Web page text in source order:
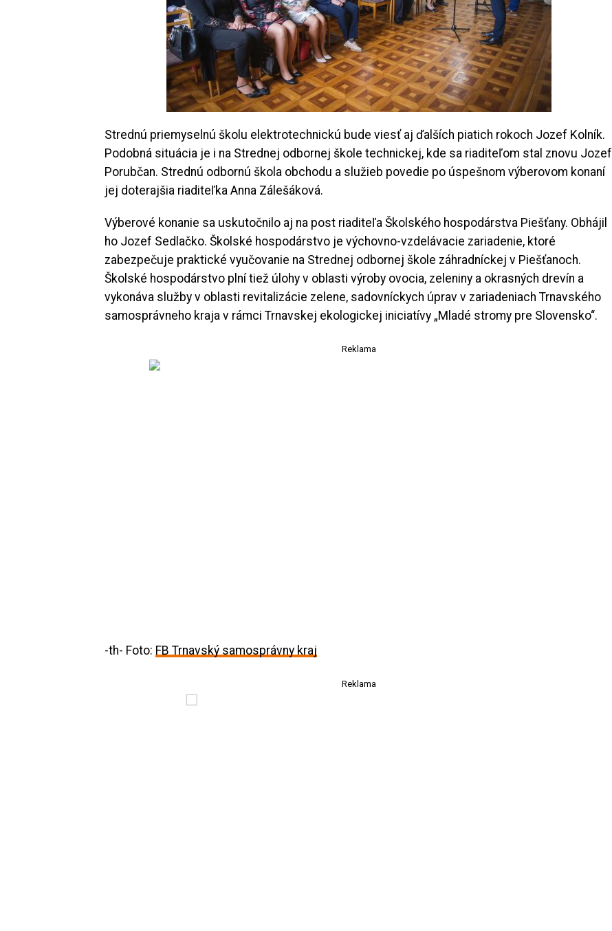
Strednú priemyselnú školu elektrotechnickú bude viesť aj ďalších piatich rokoch Jozef Kolník.
Podobná situácia je i na Strednej odbornej škole technickej, kde sa riaditeľom stal znovu Jozef
Porubčan. Strednú odbornú škola obchodu a služieb povedie po úspešnom výberovom konaní
jej doterajšia riaditeľka Anna Zálešáková.
Výberové konanie sa uskutočnilo aj na post riaditeľa Školského hospodárstva Piešťany. Obhájil
ho Jozef Sedlačko. Školské hospodárstvo je výchovno-vzdelávacie zariadenie, ktoré
zabezpečuje praktické vyučovanie na Strednej odbornej škole záhradníckej v Piešťanoch.
Školské hospodárstvo plní tiež úlohy v oblasti výroby ovocia, zeleniny a okrasných drevín a
vykonáva služby v oblasti revitalizácie zelene, sadovníckych úprav v zariadeniach Trnavského
samosprávneho kraja v rámci Trnavskej ekologickej iniciatívy „Mladé stromy pre Slovensko“.
Reklama
-th- Foto: FB Trnavský samosprávny kraj
Reklama